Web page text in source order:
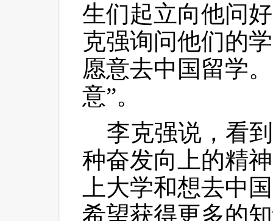
生们起立向他问
克强询问他们的
愿意去中国留学
意”。
李克强说，看
种奋发向上的精
上大学和想去中
希望获得更多的